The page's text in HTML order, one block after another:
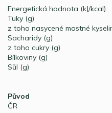
Energetická hodnota (kJ/kcal)
Tuky (g)
z toho nasycené mastné
Sacharidy (g)
z toho cukry (g)
Bílkoviny (g)
Sůl (g)
Původ
ČR